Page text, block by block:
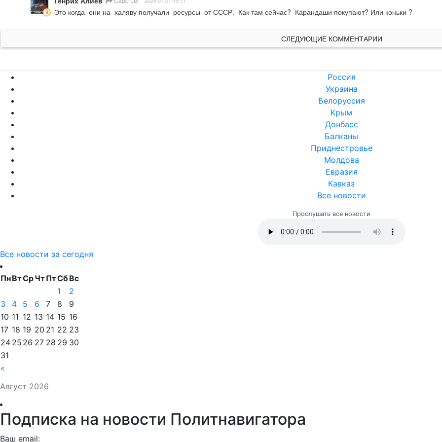
Это когда  они на  халяву получали  ресурсы  от СССР.  Как там сейчас?  Карандаши покупают? Или коньки ?
СЛЕДУЮЩИЕ КОММЕНТАРИИ
Россия
Украина
Белоруссия
Крым
Донбасс
Балканы
Приднестровье
Молдова
Евразия
Кавказ
Все новости
Прослушать все новости
Все новости за сегодня
Август 2026
ПнВтСрЧтПтСбВс
«
1
2
3
4 5 6 7 8
9
10 11 12 13 14 15 16
17 18 19 20 21 22 23
24 25 26 27 28 29 30
31
Подписка на новости Политнавигатора
Ваш email: